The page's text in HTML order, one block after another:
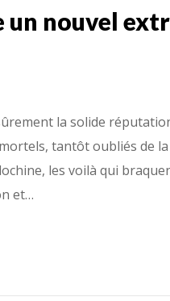
nouvel
la solide
tantôt oubliés de
les voilà qui
et…